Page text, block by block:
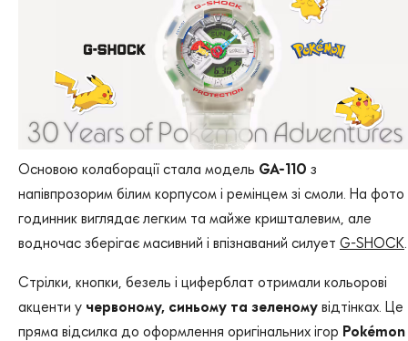
Основою колаборації стала модель GA-110 з
напівпрозорим білим корпусом і ремінцем зі смоли. На фото
годинник виглядає легким та майже кришталевим, але
водночас зберігає масивний і впізнаваний силует G-SHOCK
Стрілки, кнопки, безель і циферблат отримали кольорові
акценти у червоному, синьому та зеленому відтінках. Це
пряма відсилка до оформлення оригінальних ігор Pokémon